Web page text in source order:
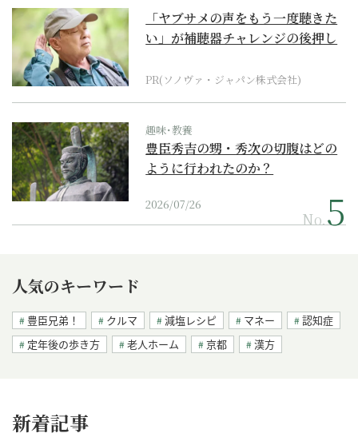
「ヤブサメの声をもう一度聴きた
い」が補聴器チャレンジの後押し
PR(ソノヴァ・ジャパン株式会社)
趣味･教養
豊臣秀吉の甥・秀次の切腹はどの
ように行われたのか？
2026/07/26
No.
人気のキーワード
豊臣兄弟！ クルマ 減塩レシピ マネー
認知症
定年後の歩き方
老人ホーム 京都 漢方
新着記事